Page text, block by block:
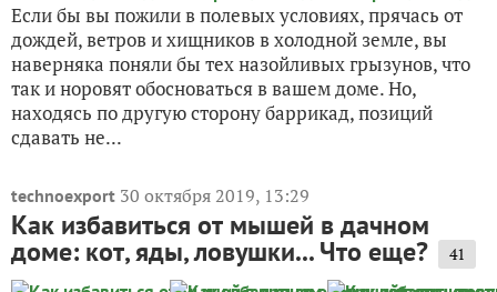
Если бы вы пожили в полевых условиях, прячась от
дождей, ветров и хищников в холодной земле, вы
наверняка поняли бы тех назойливых грызунов, что
так и норовят обосноваться в вашем доме. Но,
находясь по другую сторону баррикад, позиций
сдавать не...
technoexport 30 октября 2019, 13:29
Как избавиться от мышей в дачном
доме: кот, яды, ловушки... Что еще? 41